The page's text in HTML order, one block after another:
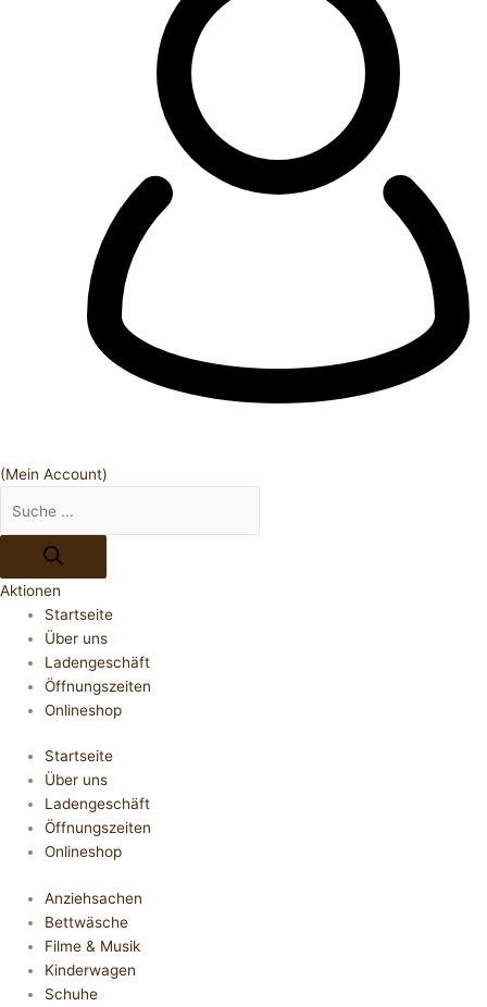
(Mein Account)
Aktionen
Startseite
Über uns
Ladengeschäft
Öffnungszeiten
Onlineshop
Startseite
Über uns
Ladengeschäft
Öffnungszeiten
Onlineshop
Anziehsachen
Bettwäsche
Filme & Musik
Kinderwagen
Schuhe